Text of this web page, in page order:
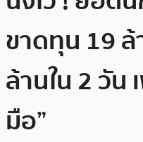
ขาดทุน 19 ล้
ล้านใน 2 วัน
มือ”